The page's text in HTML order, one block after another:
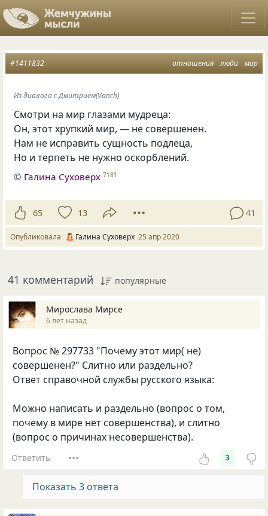
отношения люди мир
#1411832
Из диалога с Дмитрием(Vanch)
Смотри на мир глазами мудреца:
Он, этот хрупкий мир, — не совершенен.
Нам не исправить сущность подлеца,
Но и терпеть не нужно оскорблений.
© Галина Суховерх 7181
65 13 41
Опубликовала Галина Суховерх 25 апр 2020
41 комментарий популярные
Мирослава Мирсе
6 лет назад
Вопрос № 297733 "Почему этот мир( не)
совершенен?" Слитно или раздельно?
Ответ справочной службы русского языка:
Можно написать и раздельно (вопрос о том,
почему в мире нет совершенства), и слитно
(вопрос о причинах несовершенства).
Ответить 3
Показать 3 ответа